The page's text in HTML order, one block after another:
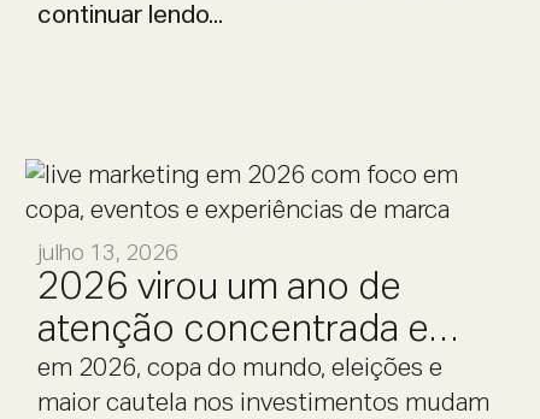
marcas podem se aproximar de
fãs.
continuar lendo...
julho 13, 2026
2026 virou um ano de
atenção concentrada e
decisão cautelosa.
em 2026, copa do mundo, eleições e
maior cautela nos investimentos mudam